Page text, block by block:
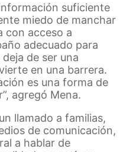
suficiente
miedo de manchar
con acceso a
adecuado para
de ser una
en una barrera.
es una forma de
agregó Mena.
llamado a familias,
de comunicación,
a hablar de